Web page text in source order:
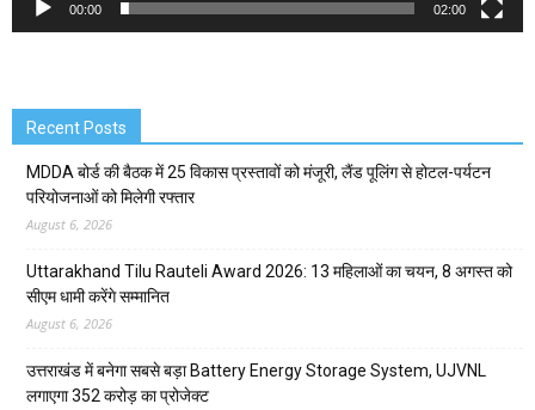
00:00 02:00
Recent Posts
MDDA बोर्ड की बैठक में 25 विकास प्रस्तावों को मंजूरी, लैंड पूलिंग से होटल-पर्यटन
परियोजनाओं को मिलेगी रफ्तार
August 6, 2026
Uttarakhand Tilu Rauteli Award 2026: 13 महिलाओं का चयन, 8 अगस्त को
सीएम धामी करेंगे सम्मानित
August 6, 2026
उत्तराखंड में बनेगा सबसे बड़ा Battery Energy Storage System, UJVNL
लगाएगा 352 करोड़ का प्रोजेक्ट